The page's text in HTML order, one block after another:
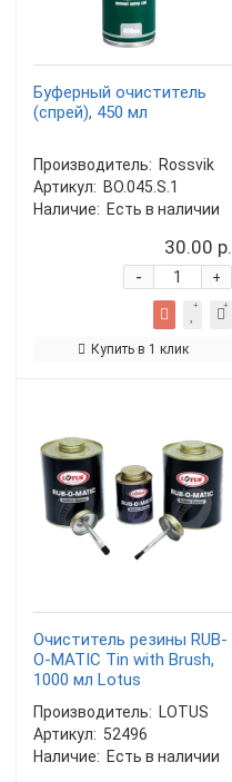
Буферный очиститель
(спрей), 450 мл
Производитель: Rossvik
Артикул: BO.045.S.1
Наличие: Есть в наличии
30.00 р.
+
-
Купить в 1 клик
Очиститель резины RUB-
O-MATIC Tin with Brush,
1000 мл Lotus
Производитель: LOTUS
Артикул: 52496
Наличие: Есть в наличии